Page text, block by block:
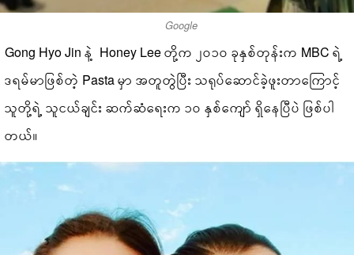
Google
Gong Hyo Jin နဲ့ Honey Lee တို့က ၂၀၁၀ ခုနှစ်တုန်းက MBC ရဲ့
ဒရမ်မာဖြစ်တဲ့ Pasta မှာ အတူတွဲပြီး သရုပ်ဆောင်ခဲ့ဖူးတာကြောင့်
သူတို့ရဲ့ သူငယ်ချင်း ဆက်ဆံရေးက ၁၀ နှစ်ကျော် ရှိနေပြီပဲ ဖြစ်ပါ
တယ်။